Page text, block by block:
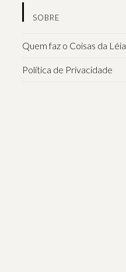
SOBRE
Quem faz o Coisas da Léia
Política de Privacidade